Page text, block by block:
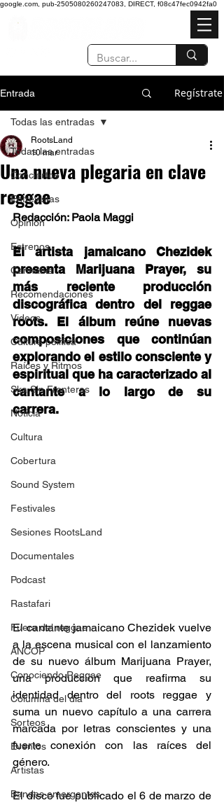
google.com, pub-2505080260247083, DIRECT, f08c47fec0942fa0
Entrada Regístrate
Todas las entradas
Conciertos
Entrevistas
Opinión
Estrenos
Cannabis
Recomendaciones
Videos
Cultura política
Raíces y Ritmos
Ska Sin Fronteras
Noticia
Cultura
Cobertura
Sound System
Festivales
Sesiones RootsLand
Documentales
Podcast
Rastafari
Fuera del reggae
ANCOP
Conociendo Reggae
Columna del día
Sorteos
Eventos
Artistas
Bandas emergentes
Todas las entradas
Una nueva plegaria en clave
reggae
RootsLand
10 mar
Redacción: Paola Maggi
El artista jamaicano Chezidek
presenta Marijuana Prayer, su
más reciente producción
discográfica dentro del reggae
roots. El álbum reúne nuevas
composiciones que continúan
explorando el estilo consciente y
espiritual que ha caracterizado al
cantante a lo largo de su
carrera.
El cantante jamaicano Chezidek vuelve
a la escena musical con el lanzamiento
de su nuevo álbum Marijuana Prayer,
una producción que reafirma su
identidad dentro del roots reggae y
suma un nuevo capítulo a una carrera
marcada por letras conscientes y una
fuerte conexión con las raíces del
género.
El disco fue publicado el 6 de marzo de